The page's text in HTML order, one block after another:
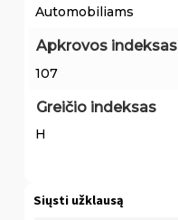
Automobiliams
Apkrovos indeksas
107
Greičio indeksas
H
Siųsti užklausą